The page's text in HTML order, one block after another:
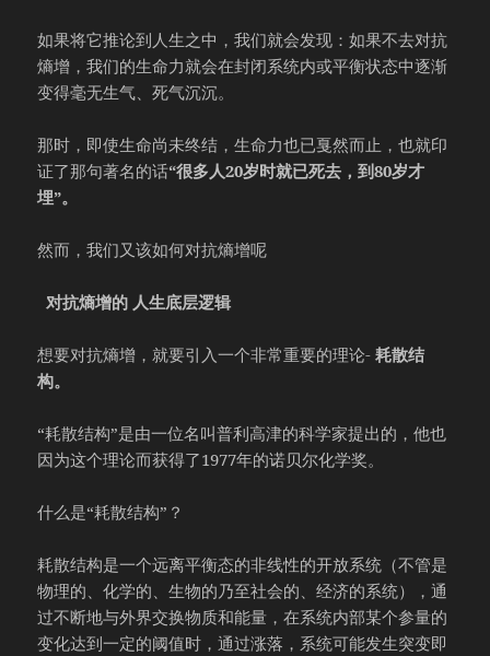
如果将它推论到人生之中，我们就会发现：如果不去对抗
熵增，我们的生命力就会在封闭系统内或平衡状态中逐渐
变得毫无生气、死气沉沉。
那时，即使生命尚未终结，生命力也已戛然而止，也就印
证了那句著名的话“很多人20岁时就已死去，到80岁才
埋”。
然而，我们又该如何对抗熵增呢
对抗熵增的 人生底层逻辑
想要对抗熵增，就要引入一个非常重要的理论-耗散结
构。
“耗散结构”是由一位名叫普利高津的科学家提出的，他也
因为这个理论而获得了1977年的诺贝尔化学奖。
什么是“耗散结构”？
耗散结构是一个远离平衡态的非线性的开放系统（不管是
物理的、化学的、生物的乃至社会的、经济的系统），通
过不断地与外界交换物质和能量，在系统内部某个参量的
变化达到一定的阈值时，通过涨落，系统可能发生突变即